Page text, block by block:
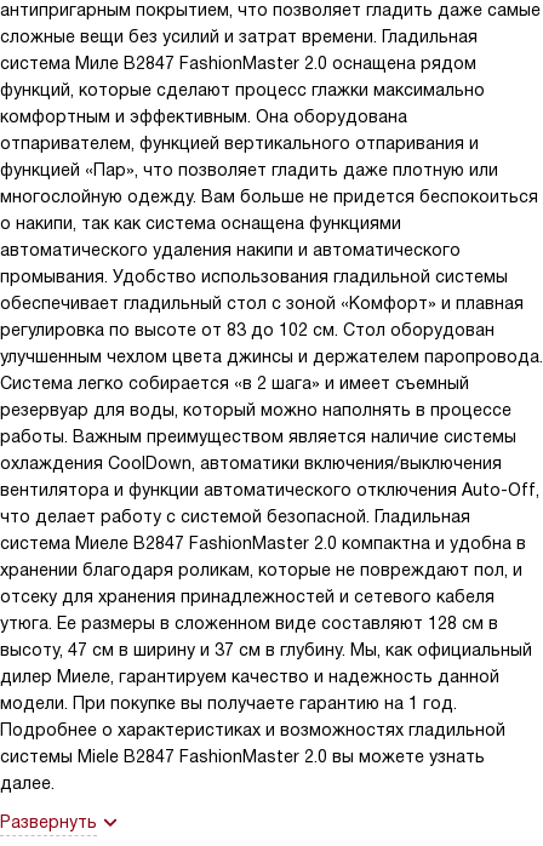
антипригарным покрытием, что позволяет гладить даже самые
сложные вещи без усилий и затрат времени. Гладильная
система Миле B2847 FashionMaster 2.0 оснащена рядом
функций, которые сделают процесс глажки максимально
комфортным и эффективным. Она оборудована
отпаривателем, функцией вертикального отпаривания и
функцией «Пар», что позволяет гладить даже плотную или
многослойную одежду. Вам больше не придется беспокоиться
о накипи, так как система оснащена функциями
автоматического удаления накипи и автоматического
промывания. Удобство использования гладильной системы
обеспечивает гладильный стол с зоной «Комфорт» и плавная
регулировка по высоте от 83 до 102 см. Стол оборудован
улучшенным чехлом цвета джинсы и держателем паропровода.
Система легко собирается «в 2 шага» и имеет съемный
резервуар для воды, который можно наполнять в процессе
работы. Важным преимуществом является наличие системы
охлаждения CoolDown, автоматики включения/выключения
вентилятора и функции автоматического отключения Auto-Off,
что делает работу с системой безопасной. Гладильная
система Миеле B2847 FashionMaster 2.0 компактна и удобна в
хранении благодаря роликам, которые не повреждают пол, и
отсеку для хранения принадлежностей и сетевого кабеля
утюга. Ее размеры в сложенном виде составляют 128 см в
высоту, 47 см в ширину и 37 см в глубину. Мы, как официальный
дилер Миеле, гарантируем качество и надежность данной
модели. При покупке вы получаете гарантию на 1 год.
Подробнее о характеристиках и возможностях гладильной
системы Miele B2847 FashionMaster 2.0 вы можете узнать
далее.
Развернуть